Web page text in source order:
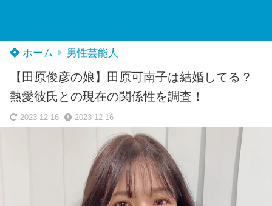
ホーム 男性芸能人
【田原俊彦の娘】田原可南子は結婚してる？
熱愛彼氏との現在の関係性を調査！
2023-12-16 2023-12-16